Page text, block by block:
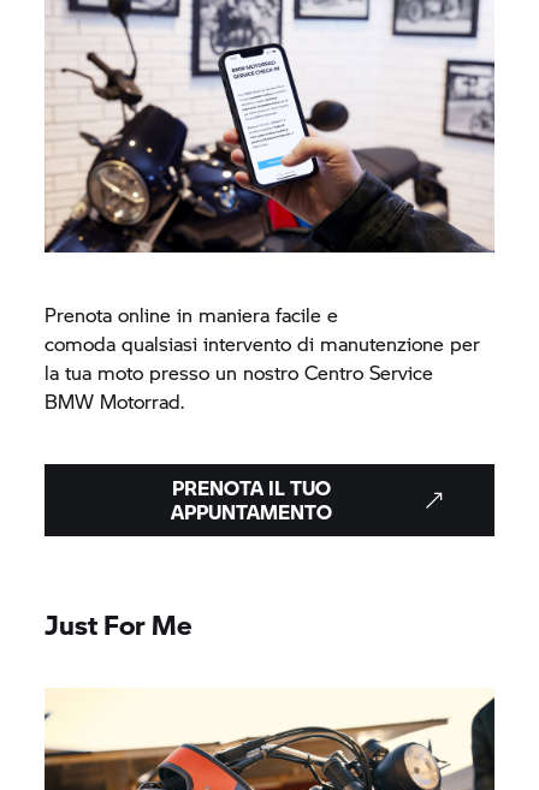
Prenota online in maniera facile e
comoda qualsiasi intervento di manutenzione per
la tua moto presso un nostro Centro Service
BMW Motorrad.
PRENOTA IL TUO
APPUNTAMENTO
Just For Me